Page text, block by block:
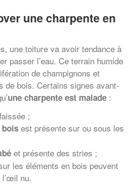
une charpente en
une toiture va avoir tendance à
passer l’eau. Ce terrain humide
de champignons et
de bois. Certains signes avant-
une charpente est malade :
;
bois est présente sur ou sous les
et présente des stries ;
les éléments en bois peuvent
nu.